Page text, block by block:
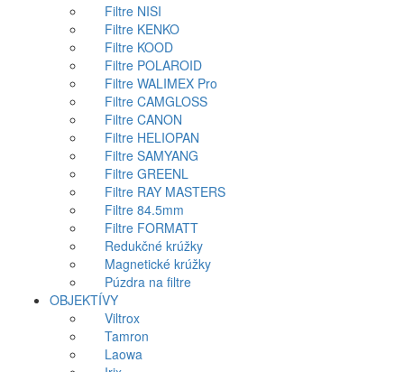
Filtre NISI
Filtre KENKO
Filtre KOOD
Filtre POLAROID
Filtre WALIMEX Pro
Filtre CAMGLOSS
Filtre CANON
Filtre HELIOPAN
Filtre SAMYANG
Filtre GREENL
Filtre RAY MASTERS
Filtre 84.5mm
Filtre FORMATT
Redukčné krúžky
Magnetické krúžky
Púzdra na filtre
OBJEKTÍVY
Viltrox
Tamron
Laowa